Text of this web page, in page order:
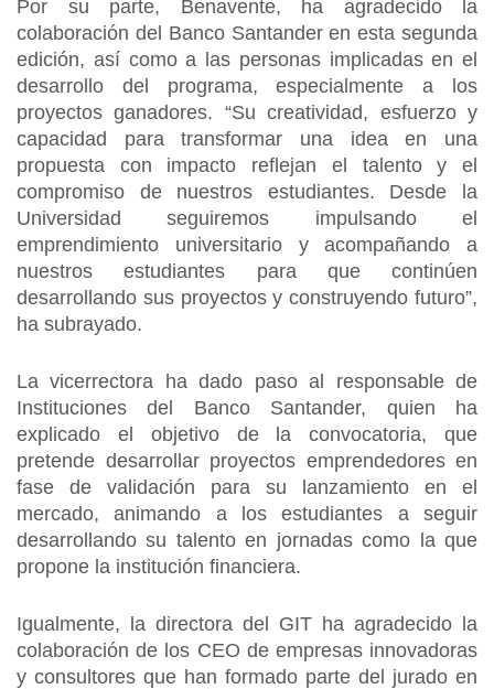
Por su parte, Benavente, ha agradecido la
colaboración del Banco Santander en esta segunda
edición, así como a las personas implicadas en el
desarrollo del programa, especialmente a los
proyectos ganadores. “Su creatividad, esfuerzo y
capacidad para transformar una idea en una
propuesta con impacto reflejan el talento y el
compromiso de nuestros estudiantes. Desde la
Universidad seguiremos impulsando el
emprendimiento universitario y acompañando a
nuestros estudiantes para que continúen
desarrollando sus proyectos y construyendo futuro”,
ha subrayado.
La vicerrectora ha dado paso al responsable de
Instituciones del Banco Santander, quien ha
explicado el objetivo de la convocatoria, que
pretende desarrollar proyectos emprendedores en
fase de validación para su lanzamiento en el
mercado, animando a los estudiantes a seguir
desarrollando su talento en jornadas como la que
propone la institución financiera.
Igualmente, la directora del GIT ha agradecido la
colaboración de los CEO de empresas innovadoras
y consultores que han formado parte del jurado en